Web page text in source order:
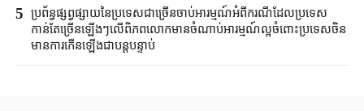
5 ប្រព័ន្ធផ្សព្វផ្សាយនៃប្រទេសជាច្រើនចាប់អារម្មណ៍អំពីករណីដែលប្រទេស
កាន់តែច្រើនឡើងៗលើពិភពលោកមានចំណាប់អារម្មណ៍ល្អចំពោះប្រទេសចិន
មានការកើនឡើងជាបន្តបន្ទាប់